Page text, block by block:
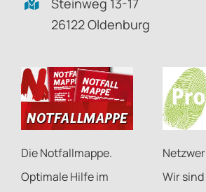
Steinweg 13-17
26122 Oldenburg
Die Notfallmappe.
Optimale Hilfe im
Wir